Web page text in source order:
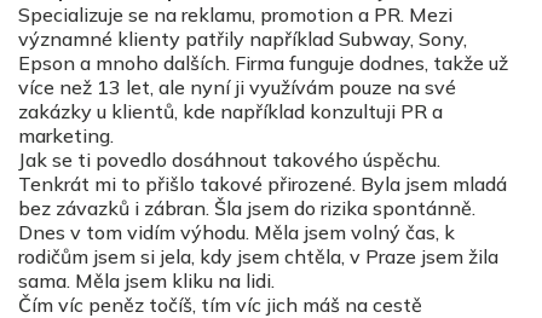
Specializuje se na reklamu, promotion a PR. Mezi
významné klienty patřily například Subway, Sony,
Epson a mnoho dalších. Firma funguje dodnes, takže už
více než 13 let, ale nyní ji využívám pouze na své
zakázky u klientů, kde například konzultuji PR a
marketing.
Jak se ti povedlo dosáhnout takového úspěchu.
Tenkrát mi to přišlo takové přirozené. Byla jsem mladá
bez závazků i zábran. Šla jsem do rizika spontánně.
Dnes v tom vidím výhodu. Měla jsem volný čas, k
rodičům jsem si jela, kdy jsem chtěla, v Praze jsem žila
sama. Měla jsem kliku na lidi.
Čím víc peněz točíš, tím víc jich máš na cestě